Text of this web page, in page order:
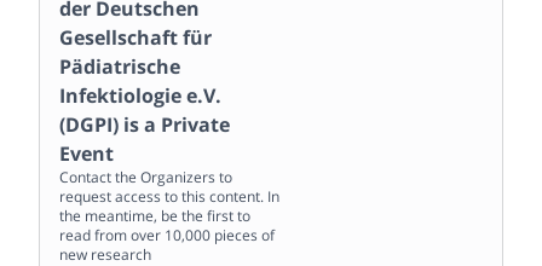
der Deutschen
Gesellschaft für
Pädiatrische
Infektiologie e.V.
(DGPI) is a Private
Event
Contact the Organizers to
request access to this content. In
the meantime, be the first to
read from over 10,000 pieces of
new research